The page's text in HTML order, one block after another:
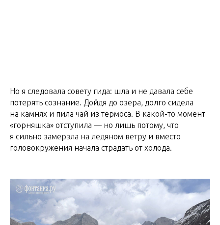
Но я следовала совету гида: шла и не давала себе
потерять сознание. Дойдя до озера, долго сидела
на камнях и пила чай из термоса. В какой-то момент
«горняшка» отступила — но лишь потому, что
я сильно замерзла на ледяном ветру и вместо
головокружения начала страдать от холода.